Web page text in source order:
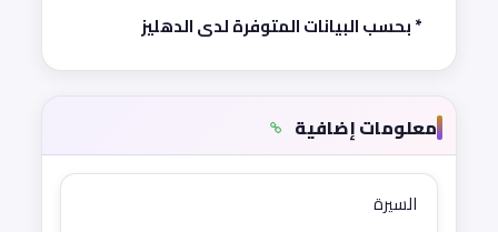
* بحسب البيانات المتوفرة لدى الدهليز
معلومات إضافية
السيرة